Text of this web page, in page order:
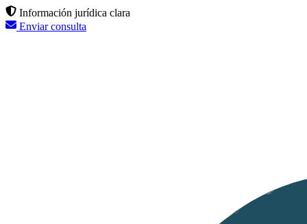
Información jurídica clara
Enviar consulta